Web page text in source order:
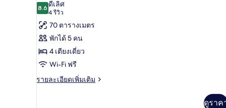
เตียง,
ปลอด
บุหรี่,
ห้อง
มุม
(East
ลัก
ทวิ
น,
เดี่ยว
2
ปลอด
ภาพถ่าย
ทั้งหมด
ของ
ห้อง
พัก,
ปลอด
8.68.6 จาก 10
ดีเลิศ
4 รีวิว
(4
รีวิว)
70 ตารางเมตร
พักได้ 5 คน
4 เตียงเดี่ยว
Wi-Fi ฟรี
รายละเอียดเพิ่มเติม
ราย
ดูราค